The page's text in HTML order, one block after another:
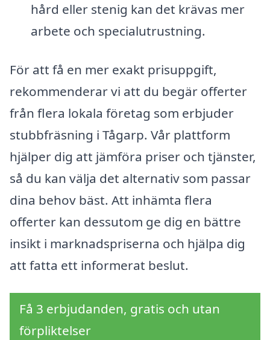
hård eller stenig kan det krävas mer
arbete och specialutrustning.
För att få en mer exakt prisuppgift,
rekommenderar vi att du begär offerter
från flera lokala företag som erbjuder
stubbfräsning i Tågarp. Vår plattform
hjälper dig att jämföra priser och tjänster,
så du kan välja det alternativ som passar
dina behov bäst. Att inhämta flera
offerter kan dessutom ge dig en bättre
insikt i marknadspriserna och hjälpa dig
att fatta ett informerat beslut.
Få 3 erbjudanden, gratis och utan
förpliktelser